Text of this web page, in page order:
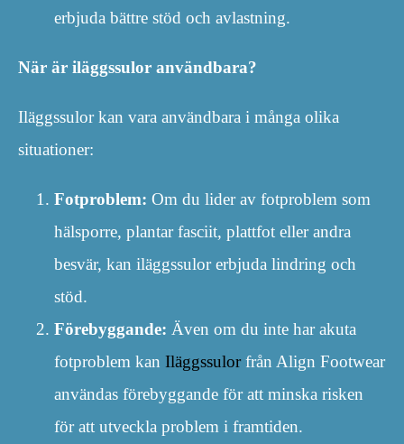
erbjuda bättre stöd och avlastning.
När är iläggssulor användbara?
Iläggssulor kan vara användbara i många olika
situationer:
Fotproblem: Om du lider av fotproblem som
hälsporre, plantar fasciit, plattfot eller andra
besvär, kan iläggssulor erbjuda lindring och
stöd.
Förebyggande: Även om du inte har akuta
fotproblem kan Iläggssulorfrån Align Footwear
användas förebyggande för att minska risken
för att utveckla problem i framtiden.